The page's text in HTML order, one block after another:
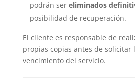
podrán ser eliminados
posibilidad de recuperación.
El cliente es responsable de
propias copias antes de solicitar
vencimiento del servicio.